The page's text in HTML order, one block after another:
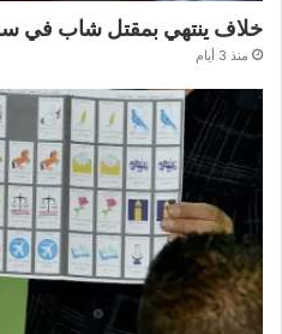
خلاف ينتهي بمقتل شاب في
منذ 3 أيام